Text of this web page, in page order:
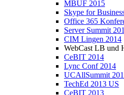
MBUF 2015
Skype for
Office 365
Server Summit
CIM Lingen 2014
WebCast LB und
CeBIT 2014
Lync Conf 2014
UCAllSummit
TechEd 2013 US
CeBIT 2013